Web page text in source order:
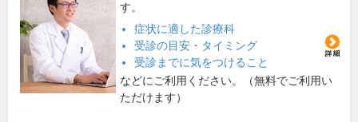
す。
症状に適した診療科
受診の目安・タイミング
受診までに気をつけること
などにご利用ください。（無料でご利用い
ただけます）